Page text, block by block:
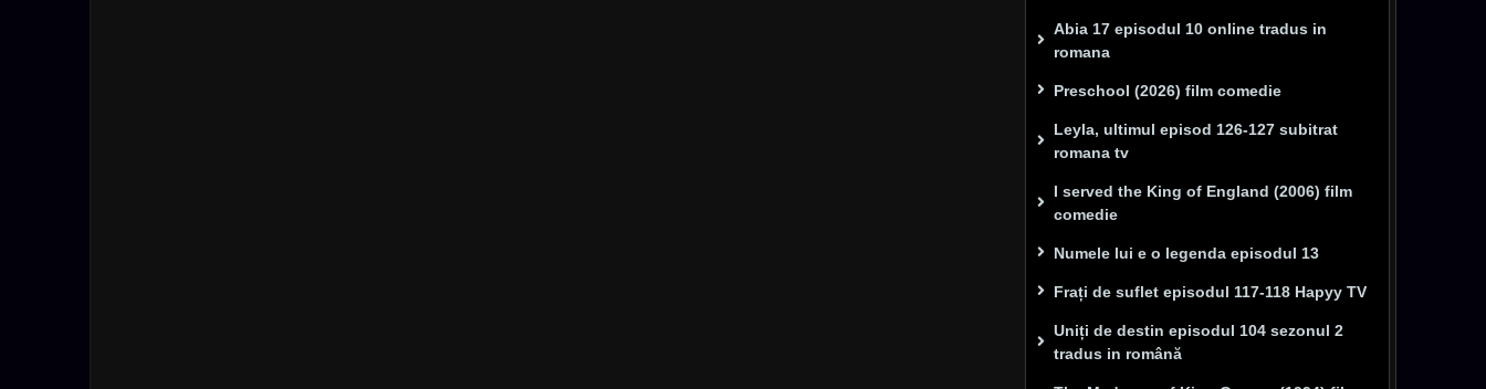
Abia 17 episodul 10 online tradus in
romana
Preschool (2026) film comedie
Leyla, ultimul episod 126-127 subitrat
romana tv
I served the King of England (2006) film
comedie
Numele lui e o legenda episodul 13
Frați de suflet episodul 117-118 Hapyy TV
Uniți de destin episodul 104 sezonul 2
tradus in română